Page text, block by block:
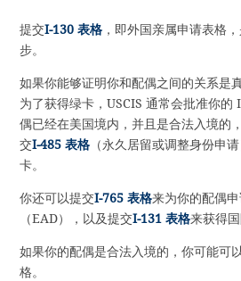
提交I-130 表格 ，即外国亲属申请表格
步。
如果你能够证明你和配偶之间的关系是
为了获得绿卡，USCIS 通常会批准你的
偶已经在美国境内，并且是合法入境的
交I-485 表格 （永久居留或调整身份申
卡。
你还可以提交I-765 表格来为你的配偶
（EAD），以及提交I-131 表格来获得
如果你的配偶是合法入境的，你可能可
格。